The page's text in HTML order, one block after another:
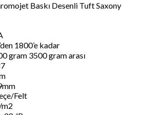
Baskı Desenli Tuft Saxony
1800’e kadar
gram 3500 gram arası
Felt
m2